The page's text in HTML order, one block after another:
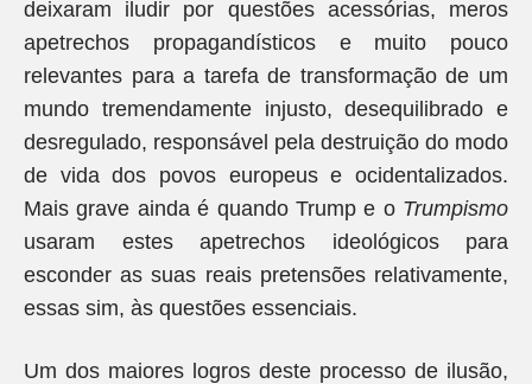
deixaram iludir por questões acessórias, meros
apetrechos propagandísticos e muito pouco
relevantes para a tarefa de transformação de um
mundo tremendamente injusto, desequilibrado e
desregulado, responsável pela destruição do modo
de vida dos povos europeus e ocidentalizados.
Mais grave ainda é quando Trump e o Trumpismo
usaram estes apetrechos ideológicos para
esconder as suas reais pretensões relativamente,
essas sim, às questões essenciais.
Um dos maiores logros deste processo de ilusão,